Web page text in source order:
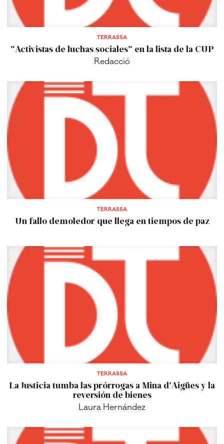
TERRASSA
"Activistas de luchas sociales" en la lista de la CUP
Redacció
TERRASSA
Un fallo demoledor que llega en tiempos de paz
TERRASSA
La Justicia tumba las prórrogas a Mina d'Aigües y la
reversión de bienes
Laura Hernández